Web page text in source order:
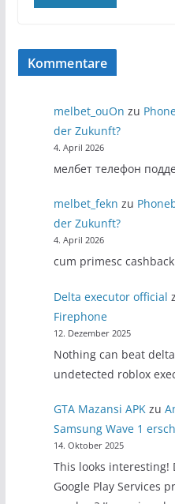
Kommentare
melbet_ouOn zu
der Zukunft?
4. April 2026
мелбет телефон
melbet_fekn zu
der Zukunft?
4. April 2026
cum primesc
Delta executor official
Firephone
12. Dezember 2025
Nothing can beat
undetected roblox
GTA Mazansi APK zu
Samsung Wave 1
14. Oktober 2025
This looks interesting!
Google Play Services